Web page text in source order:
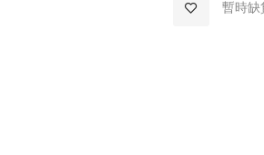
暫時缺
加